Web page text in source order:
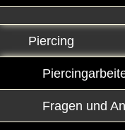
Piercing
Fragen und